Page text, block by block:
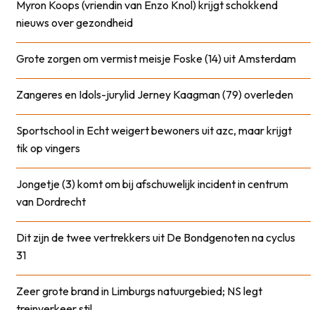
Myron Koops (vriendin van Enzo Knol) krijgt schokkend
nieuws over gezondheid
Grote zorgen om vermist meisje Foske (14) uit Amsterdam
Zangeres en Idols-jurylid Jerney Kaagman (79) overleden
Sportschool in Echt weigert bewoners uit azc, maar krijgt
tik op vingers
Jongetje (3) komt om bij afschuwelijk incident in centrum
van Dordrecht
Dit zijn de twee vertrekkers uit De Bondgenoten na cyclus
31
Zeer grote brand in Limburgs natuurgebied; NS legt